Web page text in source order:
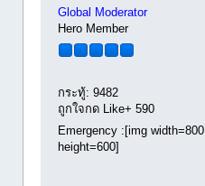
Global Moderator
Hero Member
กระทู้: 9482
ถูกใจกด Like+ 590
Emergency :[img width=800
height=600]